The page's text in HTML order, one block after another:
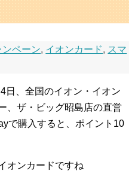
ンペーン, イオンカード, スマ
日、全国のイオン・イオン
、ザ・ビッグ昭島店の直営
で購入すると、ポイント10
オンカードですね